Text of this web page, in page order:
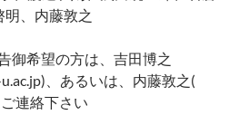
、内藤敦之
御希望の方は、吉田博之
、あるいは、内藤敦之(
連絡下さい